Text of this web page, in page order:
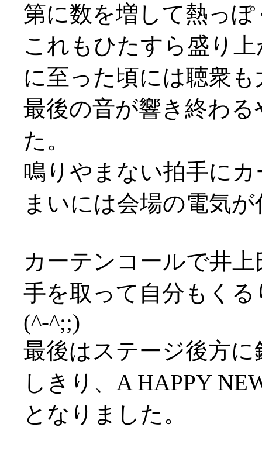
第に数を増して熱っ
これもひたすら盛り
に至った頃には聴衆も
最後の音が響き終わ
た。
鳴りやまない拍手に
まいには会場の電気
カーテンコールで井
手を取って自分もく
(^-^;;)
最後はステージ後方
しきり、A HAPPY
となりました。